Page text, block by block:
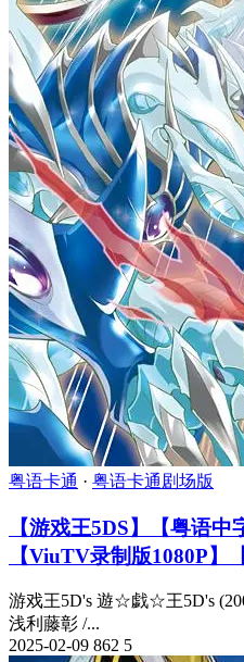
粤语卡通 · 粤语卡通剧场版
【游戏王5DS】【粤语中
【ViuTV录制版1080P】
游戏王5D's 遊☆戯☆王5D's
浅利藤彰 /...
2025-02-09 862 5